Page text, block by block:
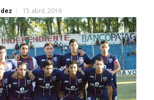
15 abril, 2019